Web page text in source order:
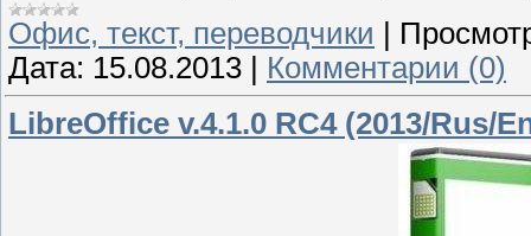
Офис, текст, переводчики |
Дата: 15.08.2013 | Комментарии (0)
LibreOffice v.4.1.0 RC4 (2013/Rus/